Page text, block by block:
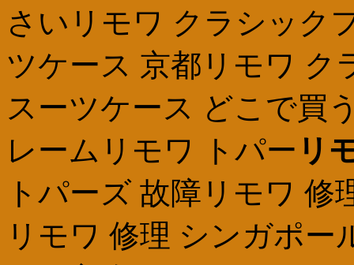
さいリモワ クラシック
ツケース 京都リモワ ク
スーツケース どこで買
レームリモワ トパー リ
トパーズ 故障リモワ 修
リモワ 修理 シンガポー